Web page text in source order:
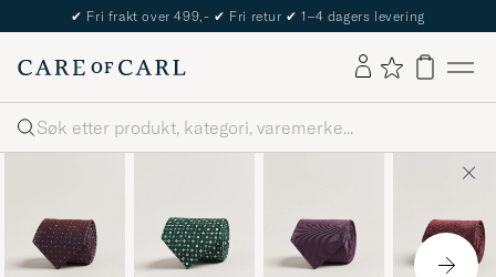
The Care of Carl Passport
Søk